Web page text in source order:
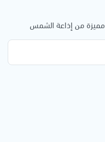
مميزة من إذاعة الشمس